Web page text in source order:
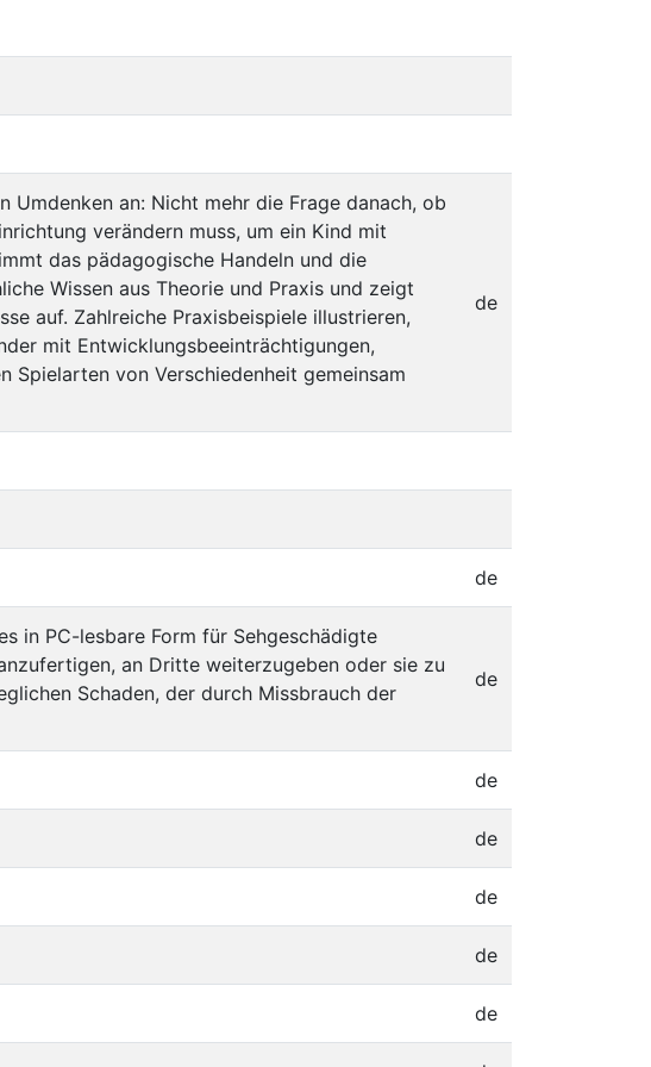
an: Nicht mehr die Frage danach, ob
verändern muss, um ein Kind mit
das pädagogische Handeln und die
Wissen aus Theorie und Praxis und zeigt
auf. Zahlreiche Praxisbeispiele illustrieren,
mit Entwicklungsbeeinträchtigungen,
Spielarten von Verschiedenheit gemeinsam
de
de
in PC-lesbare Form für Sehgeschädigte
an Dritte weiterzugeben oder sie zu
Schaden, der durch Missbrauch der
de
de
de
de
de
de